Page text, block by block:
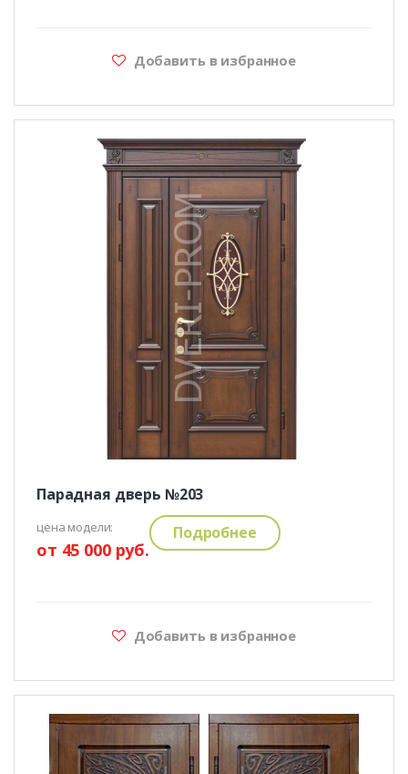
Добавить в избранное
Парадная дверь №203
цена модели:
от 45 000 руб.
Подробнее
Добавить в избранное